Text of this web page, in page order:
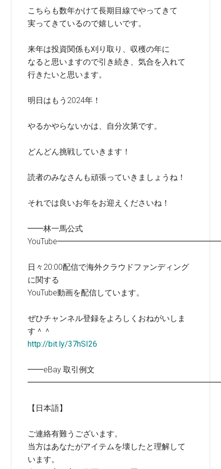
こちらも数年かけて長期目線でやってきて
実ってきているので嬉しいです。
来年は投資関係も刈り取り、収穫の年に
なると思いますので引き続き、気合を入れて
行きたいと思います。
明日はもう2024年！
やるかやらないかは、自分次第です。
どんどん挑戦していきます！
読者のみなさんも頑張っていきましょうね！
それでは良いお年をお迎えくださいね！
━━林一馬公式
日々20:00配信で海外クラウドファンディング
に関する
YouTube動画を配信しています。
ぜひチャンネル登録をよろしくおねがいしま
す＾＾
http://bit.ly/37hSI26
━━eBay 取引例文
【日本語】
ご連絡有難うございます。
当方はあなたがアイテムを壊したと理解して
います。